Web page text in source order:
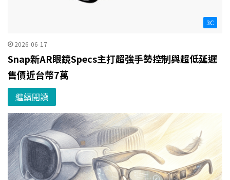
3C
2026-06-17
Snap新AR眼鏡Specs主打超強手勢控制與超低延遲
售價近台幣7萬
繼續閱讀